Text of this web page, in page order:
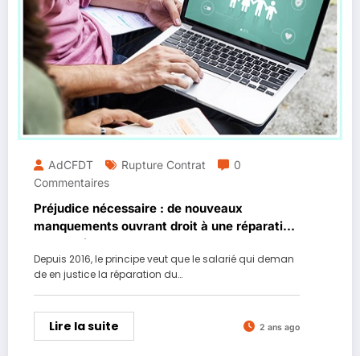
AdCFDT Rupture Contrat
0
Commentaires
Préjudice nécessaire : de nouveaux
manquements ouvrant droit à une réparation
automatique
Depuis 2016, le principe veut que le salarié qui deman
de en justice la réparation du…
Lire la suite 2 ans ago